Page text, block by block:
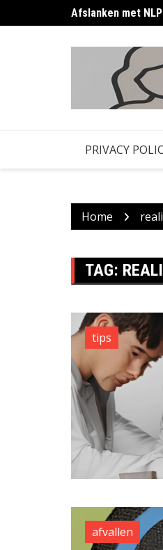
to
Afslanken met NLP
PRIVACY
Home
TAG:
tips
afvallen